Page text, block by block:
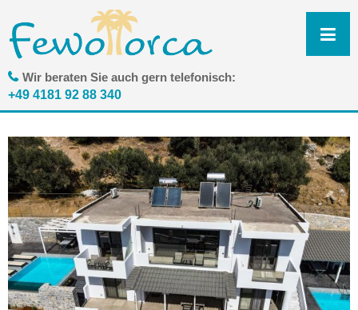
Wir beraten Sie auch gern telefonisch:
+49 4181 92 88 340